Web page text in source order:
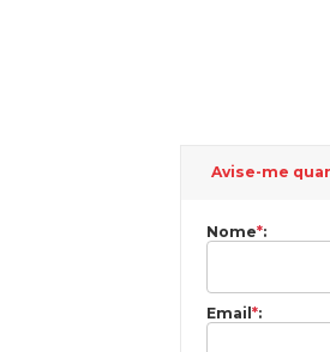
Avise-me
Nome*:
Email *: